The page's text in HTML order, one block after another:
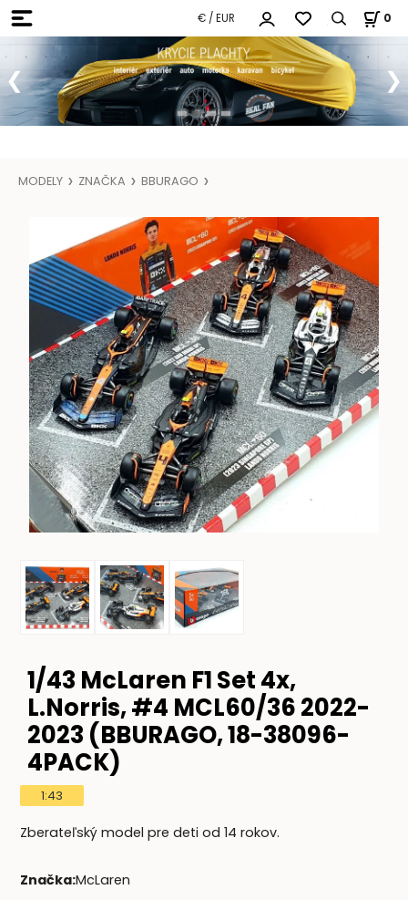
€ / EUR 0
MODELY ZNAČKA BBURAGO
1/43 McLaren F1 Set 4x,
L.Norris, #4 MCL60/36 2022-
2023 (BBURAGO, 18-38096-
4PACK)
1:43
Zberateľský model pre deti od 14 rokov.
Značka:McLaren